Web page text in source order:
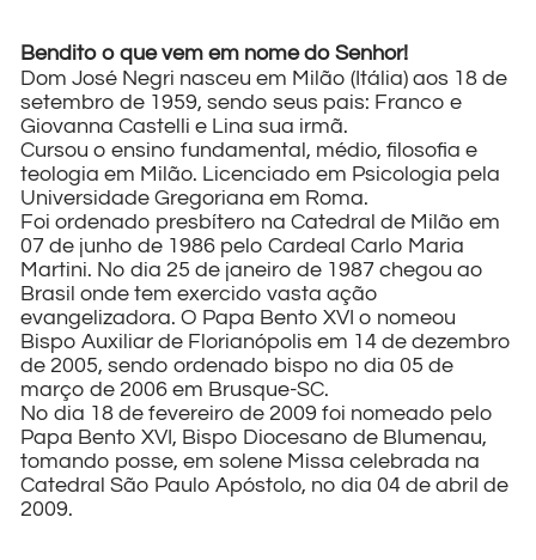
Bendito o que vem em nome do Senhor!
Dom José Negri nasceu em Milão (Itália) aos 18 de
setembro de 1959, sendo seus pais: Franco e
Giovanna Castelli e Lina sua irmã.
Cursou o ensino fundamental, médio, filosofia e
teologia em Milão. Licenciado em Psicologia pela
Universidade Gregoriana em Roma.
Foi ordenado presbítero na Catedral de Milão em
07 de junho de 1986 pelo Cardeal Carlo Maria
Martini. No dia 25 de janeiro de 1987 chegou ao
Brasil onde tem exercido vasta ação
evangelizadora. O Papa Bento XVI o nomeou
Bispo Auxiliar de Florianópolis em 14 de dezembro
de 2005, sendo ordenado bispo no dia 05 de
março de 2006 em Brusque-SC.
No dia 18 de fevereiro de 2009 foi nomeado pelo
Papa Bento XVI, Bispo Diocesano de Blumenau,
tomando posse, em solene Missa celebrada na
Catedral São Paulo Apóstolo, no dia 04 de abril de
2009.